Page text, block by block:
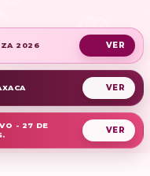
2026
- 27 DE